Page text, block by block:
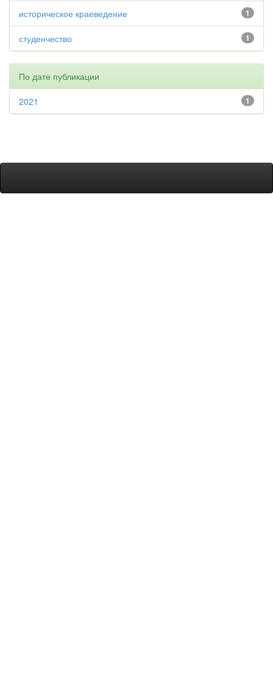
1
историческое краеведение
1
студенчество
По дате публикации
1
2021